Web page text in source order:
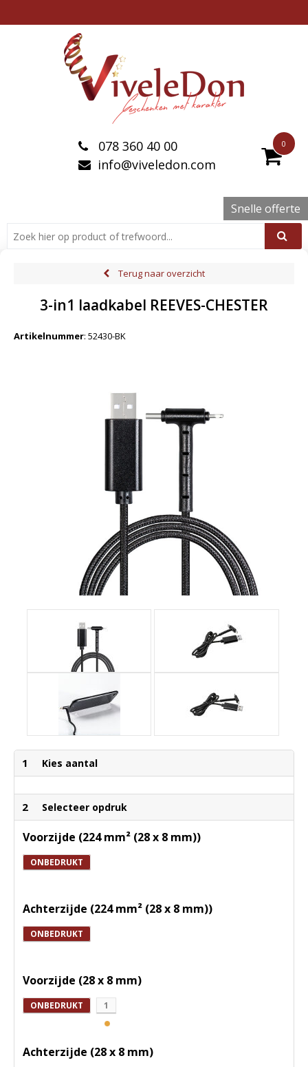
0
078 360 40 00
info@viveledon.com
Snelle offerte
Terug naar overzicht
3-in1 laadkabel REEVES-CHESTER
Artikelnummer: 52430-BK
1 Kies aantal
2 Selecteer opdruk
Voorzijde (224 mm² (28 x 8 mm))
ONBEDRUKT
Achterzijde (224 mm² (28 x 8 mm))
ONBEDRUKT
Voorzijde (28 x 8 mm)
ONBEDRUKT 1
Achterzijde (28 x 8 mm)